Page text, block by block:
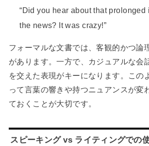
“Did you hear about that prolonged
the news? It was crazy!”
フォーマルな文書では、客観的かつ論
があります。一方で、カジュアルな会
を交えた表現がキーになります。この
って言葉の響きや持つニュアンスが変
ておくことが大切です。
スピーキング vs ライティングでの